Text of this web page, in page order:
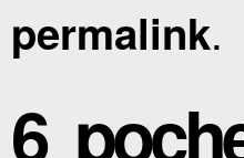
permalink.
6